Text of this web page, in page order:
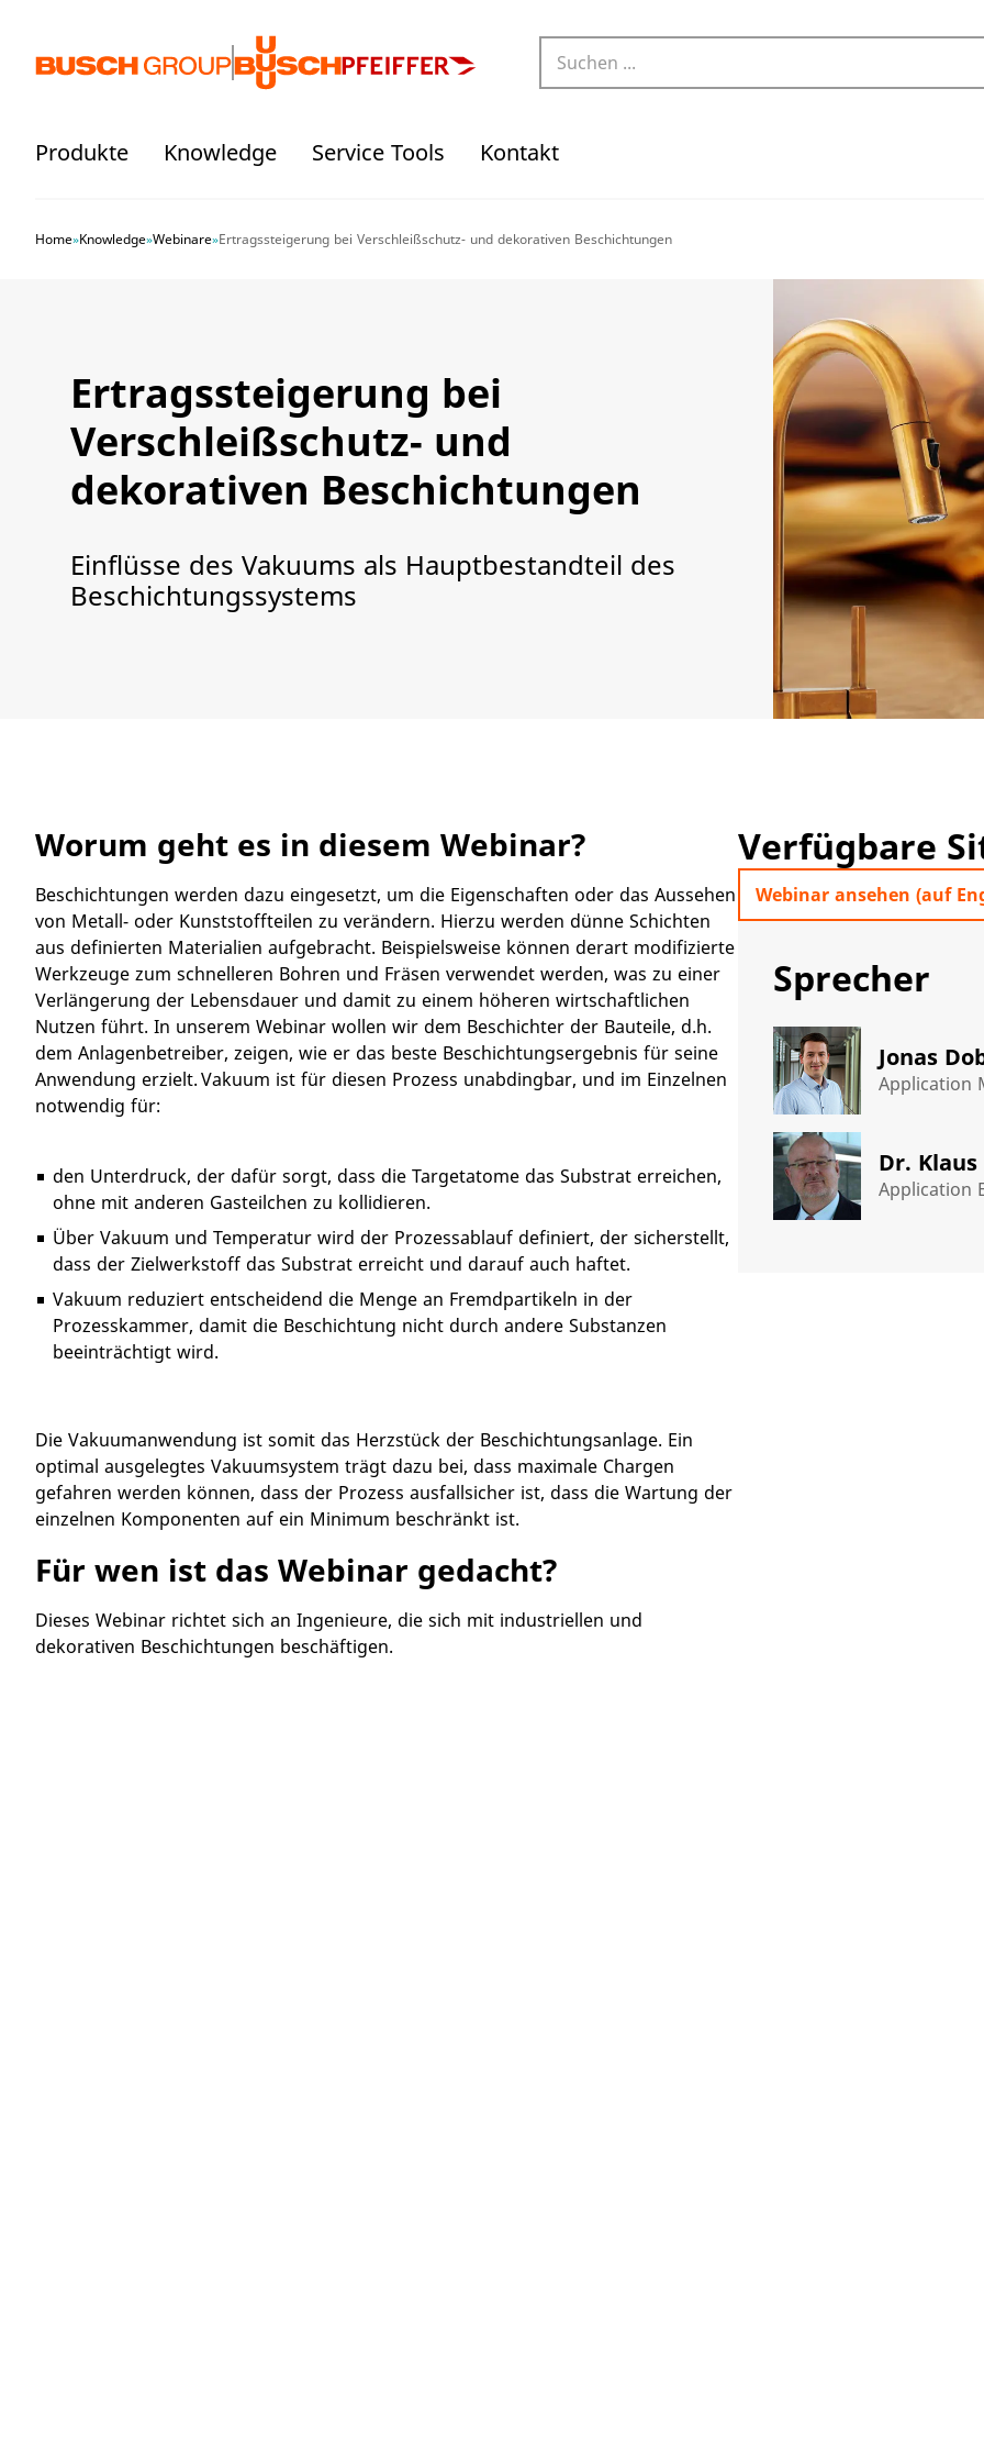
Produkte Knowledge Service Tools Kontakt
Home»Knowledge»Webinare»Ertragssteigerung bei Verschleißschutz- und dekorativen Beschichtungen
Ertragssteigerung bei
Verschleißschutz- und
dekorativen Beschichtungen
Einflüsse des Vakuums als Hauptbestandteil des
Beschichtungssystems
Worum geht es in diesem Webinar?​
​Beschichtungen werden dazu eingesetzt, um die Eigenschaften oder das Aussehen
von Metall- oder Kunststoffteilen zu verändern. Hierzu werden dünne Schichten
aus definierten Materialien aufgebracht. Beispielsweise können derart modifizierte
Werkzeuge zum schnelleren Bohren und Fräsen verwendet werden, was zu einer
Verlängerung der Lebensdauer und damit zu einem höheren wirtschaftlichen
Nutzen führt. In unserem Webinar wollen wir dem Beschichter der Bauteile, d.h.
dem Anlagenbetreiber, zeigen, wie er das beste Beschichtungsergebnis für seine
Anwendung erzielt. Vakuum ist für diesen Prozess unabdingbar, und im Einzelnen
notwendig für:
den Unterdruck, der dafür sorgt, dass die Targetatome das Substrat erreichen,
ohne mit anderen Gasteilchen zu kollidieren.
Über Vakuum und Temperatur wird der Prozessablauf definiert, der sicherstellt,
dass der Zielwerkstoff das Substrat erreicht und darauf auch haftet.
Vakuum reduziert entscheidend die Menge an Fremdpartikeln in der
Prozesskammer, damit die Beschichtung nicht durch andere Substanzen
beeinträchtigt wird.
Die Vakuumanwendung ist somit das Herzstück der Beschichtungsanlage. Ein
optimal ausgelegtes Vakuumsystem trägt dazu bei, dass maximale Chargen
gefahren werden können, dass der Prozess ausfallsicher ist, dass die Wartung der
einzelnen Komponenten auf ein Minimum beschränkt ist.
Für wen ist das Webinar gedacht?
Dieses Webinar richtet sich an Ingenieure, die sich mit industriellen und
dekorativen Beschichtungen beschäftigen.
Verfügbare
Webinar ansehen (auf
Sprecher
Jonas
Application
Dr.
Application